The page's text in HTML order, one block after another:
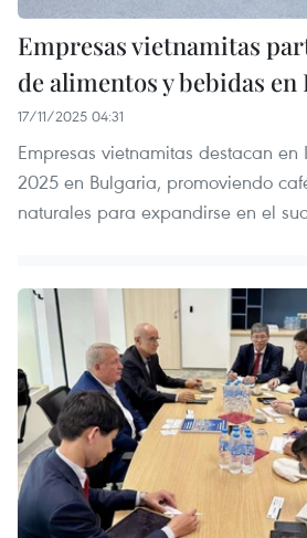
Empresas vietnamitas
de alimentos y bebidas
17/11/2025 04:31
Empresas vietnamitas destacan en
2025 en Bulgaria, promoviendo
naturales para expandirse en el